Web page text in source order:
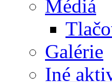
Médiá
Galérie
Iné